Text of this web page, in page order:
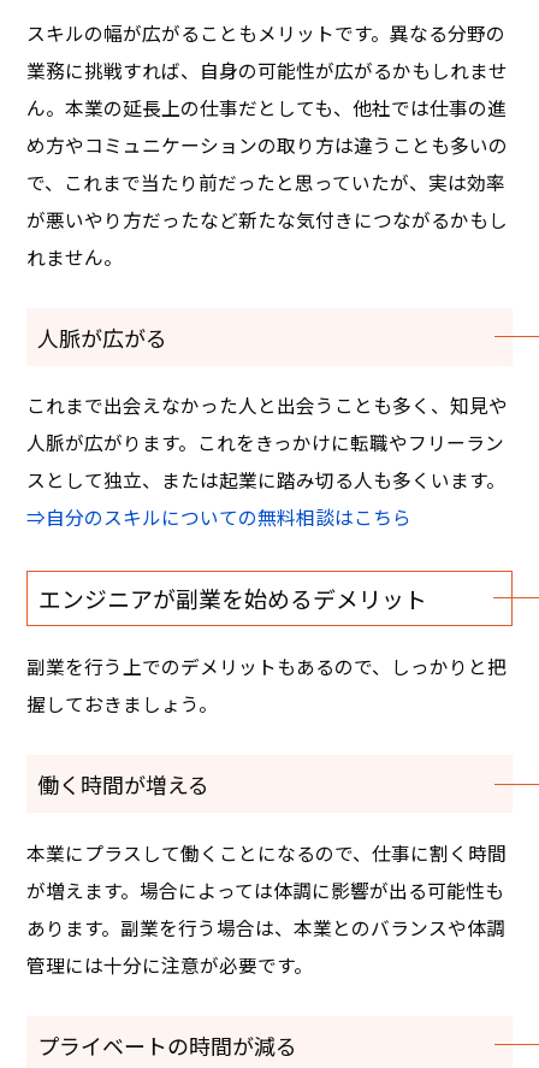
スキルの幅が広がることもメリットです。異なる分野の
業務に挑戦すれば、自身の可能性が広がるかもしれませ
ん。本業の延長上の仕事だとしても、他社では仕事の進
め方やコミュニケーションの取り方は違うことも多いの
で、これまで当たり前だったと思っていたが、実は効率
が悪いやり方だったなど新たな気付きにつながるかもし
れません。
人脈が広がる
これまで出会えなかった人と出会うことも多く、知見や
人脈が広がります。これをきっかけに転職やフリーラン
スとして独立、または起業に踏み切る人も多くいます。
⇒自分のスキルについての無料相談はこちら
エンジニアが副業を始めるデメリット
副業を行う上でのデメリットもあるので、しっかりと把
握しておきましょう。
働く時間が増える
本業にプラスして働くことになるので、仕事に割く時間
が増えます。場合によっては体調に影響が出る可能性も
あります。副業を行う場合は、本業とのバランスや体調
管理には十分に注意が必要です。
プライベートの時間が減る